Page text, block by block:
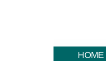
HOME